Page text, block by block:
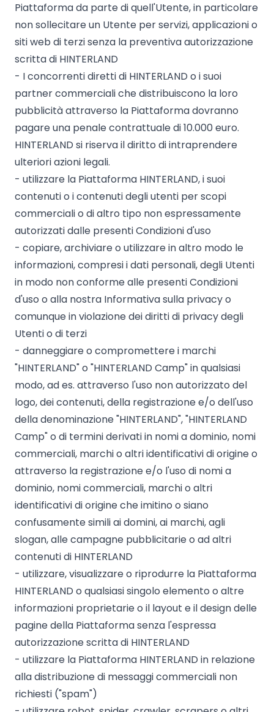
Piattaforma da parte di quell'Utente, in particolare
non sollecitare un Utente per servizi, applicazioni o
siti web di terzi senza la preventiva autorizzazione
scritta di HINTERLAND
- I concorrenti diretti di HINTERLAND o i suoi
partner commerciali che distribuiscono la loro
pubblicità attraverso la Piattaforma dovranno
pagare una penale contrattuale di 10.000 euro.
HINTERLAND si riserva il diritto di intraprendere
ulteriori azioni legali.
- utilizzare la Piattaforma HINTERLAND, i suoi
contenuti o i contenuti degli utenti per scopi
commerciali o di altro tipo non espressamente
autorizzati dalle presenti Condizioni d'uso
- copiare, archiviare o utilizzare in altro modo le
informazioni, compresi i dati personali, degli Utenti
in modo non conforme alle presenti Condizioni
d'uso o alla nostra Informativa sulla privacy o
comunque in violazione dei diritti di privacy degli
Utenti o di terzi
- danneggiare o compromettere i marchi
"HINTERLAND" o "HINTERLAND Camp" in qualsiasi
modo, ad es. attraverso l'uso non autorizzato del
logo, dei contenuti, della registrazione e/o dell'uso
della denominazione "HINTERLAND", "HINTERLAND
Camp" o di termini derivati in nomi a dominio, nomi
commerciali, marchi o altri identificativi di origine o
attraverso la registrazione e/o l'uso di nomi a
dominio, nomi commerciali, marchi o altri
identificativi di origine che imitino o siano
confusamente simili ai domini, ai marchi, agli
slogan, alle campagne pubblicitarie o ad altri
contenuti di HINTERLAND
- utilizzare, visualizzare o riprodurre la Piattaforma
HINTERLAND o qualsiasi singolo elemento o altre
informazioni proprietarie o il layout e il design delle
pagine della Piattaforma senza l'espressa
autorizzazione scritta di HINTERLAND
- utilizzare la Piattaforma HINTERLAND in relazione
alla distribuzione di messaggi commerciali non
richiesti ("spam")